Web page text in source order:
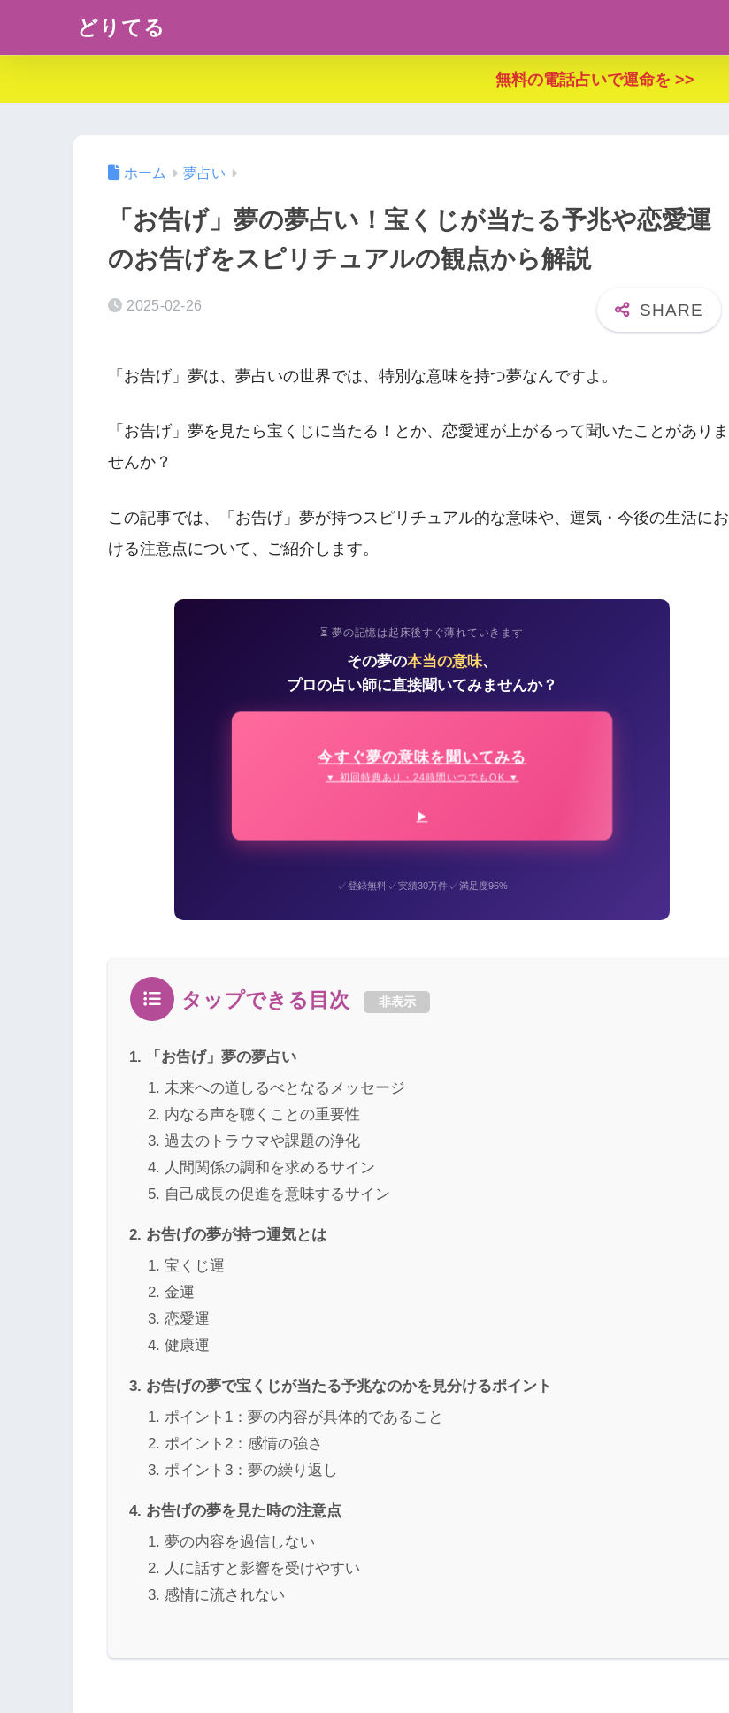
どりてる
無料の電話占いで運命を >>
ホーム 夢占い
「お告げ」夢の夢占い！宝くじが当たる予兆や恋愛運
のお告げをスピリチュアルの観点から解説
2025-02-26
「お告げ」夢は、夢占いの世界では、特別な意味を持つ夢なんですよ。
「お告げ」夢を見たら宝くじに当たる！とか、恋愛運が上がるって聞いたことがありま
せんか？
この記事では、「お告げ」夢が持つスピリチュアル的な意味や、運気・今後の生活にお
ける注意点について、ご紹介します。
⏳ 夢の記憶は起床後すぐ薄れていきます
その夢の本当の意味、
プロの占い師に直接聞いてみませんか？
今すぐ夢の意味を聞いてみる
▼ 初回特典あり・24時間いつでもOK ▼
✓登録無料✓実績30万件✓満足度96%
タップできる目次 非表示
「お告げ」夢の夢占い
未来への道しるべとなるメッセージ
内なる声を聴くことの重要性
過去のトラウマや課題の浄化
人間関係の調和を求めるサイン
自己成長の促進を意味するサイン
お告げの夢が持つ運気とは
宝くじ運
金運
恋愛運
健康運
お告げの夢で宝くじが当たる予兆なのかを見分けるポイント
ポイント1：夢の内容が具体的であること
ポイント2：感情の強さ
ポイント3：夢の繰り返し
お告げの夢を見た時の注意点
夢の内容を過信しない
人に話すと影響を受けやすい
感情に流されない